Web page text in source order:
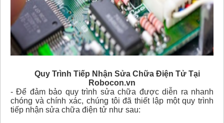
Quy Trình Tiếp Nhận Sửa Chữa Điện Tử Tại
Robocon.vn
- Để đảm bảo quy trình sửa chữa được diễn ra nhanh
chóng và chính xác, chúng tôi đã thiết lập một quy trình
tiếp nhận sửa chữa điện tử như sau: